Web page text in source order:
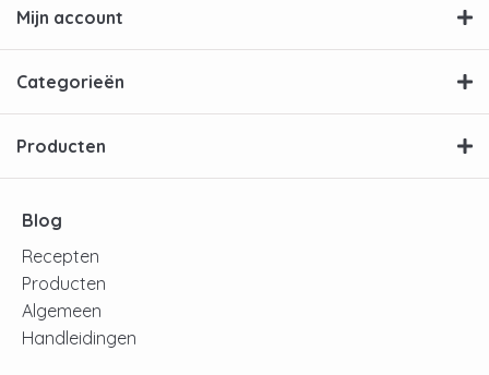
Mijn account
Categorieën
Producten
Blog
Recepten
Producten
Algemeen
Handleidingen